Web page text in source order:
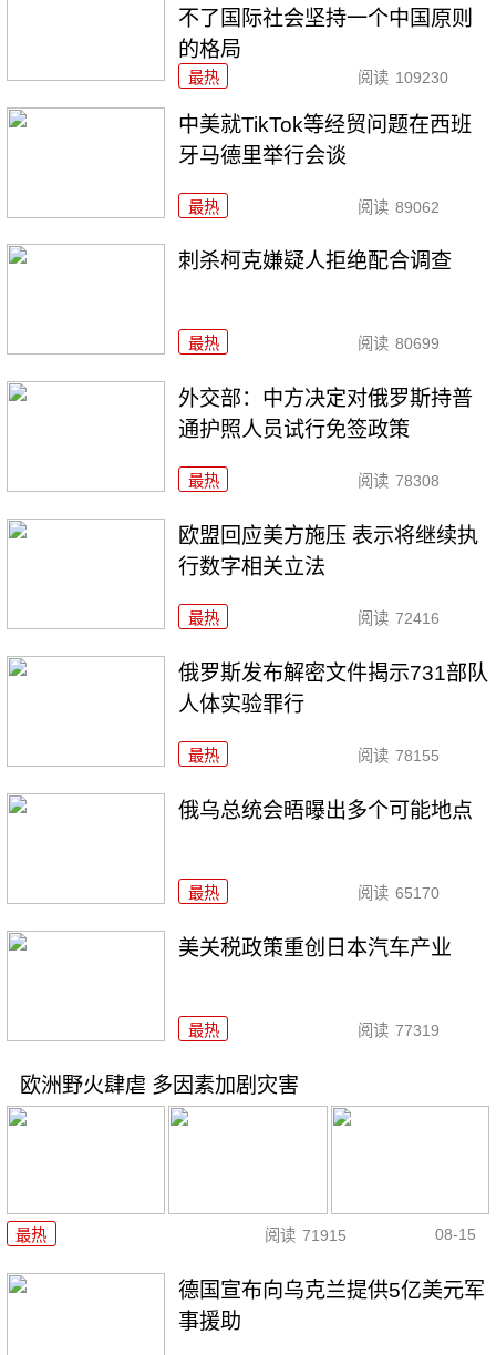
不了国际社会坚持一个中国原则
的格局
最热 阅读 109230
中美就TikTok等经贸问题在西班
牙马德里举行会谈
最热 阅读 89062
刺杀柯克嫌疑人拒绝配合调查
最热 阅读 80699
外交部：中方决定对俄罗斯持普
通护照人员试行免签政策
最热 阅读 78308
欧盟回应美方施压 表示将继续执
行数字相关立法
最热 阅读 72416
俄罗斯发布解密文件揭示731部队
人体实验罪行
最热 阅读 78155
俄乌总统会晤曝出多个可能地点
最热 阅读 65170
美关税政策重创日本汽车产业
最热 阅读 77319
欧洲野火肆虐 多因素加剧灾害
最热 阅读 71915 08-15
德国宣布向乌克兰提供5亿美元军
事援助